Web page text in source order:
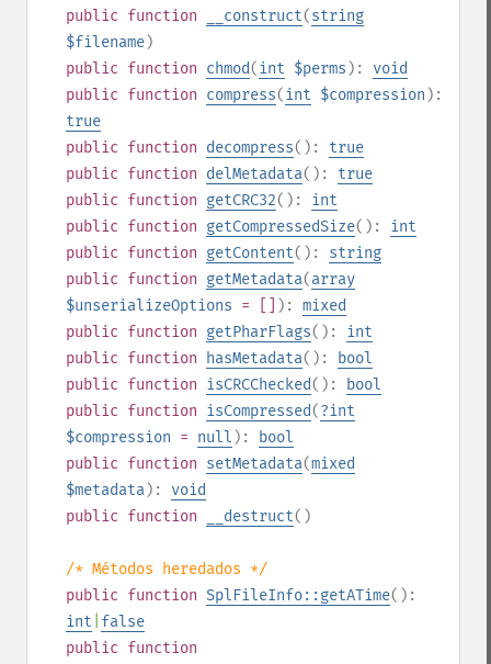
public function __construct(string
$filename)
public function chmod(int $perms ): void
public function compress(int $compression ):
true
public function decompress(): true
public function delMetadata(): true
public function getCRC32(): int
public function getCompressedSize(): int
public function getContent(): string
public function getMetadata(array
$unserializeOptions = [] ): mixed
public function getPharFlags(): int
public function hasMetadata():
bool
public function isCRCChecked():
bool
public function isCompressed(?int
$compression = null ):
bool
public function setMetadata(mixed
$metadata): void
public function __destruct()
/* Métodos heredados */
public function SplFileInfo::getATime():
int false
public function